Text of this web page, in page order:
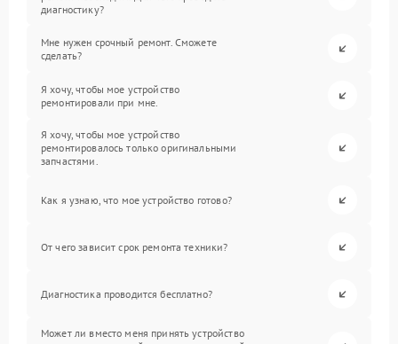
диагностику?
Мне нужен срочный ремонт. Сможете
сделать?
Я хочу, чтобы мое устройство
ремонтировали при мне.
Я хочу, чтобы мое устройство
ремонтировалось только оригинальными
запчастями.
Как я узнаю, что мое устройство готово?
От чего зависит срок ремонта техники?
Диагностика проводится бесплатно?
Может ли вместо меня принять устройство